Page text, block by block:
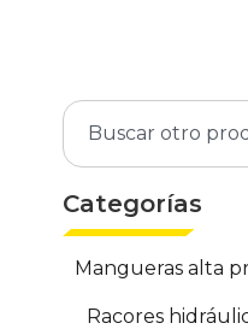
Categorías
Mangueras alta
Racores